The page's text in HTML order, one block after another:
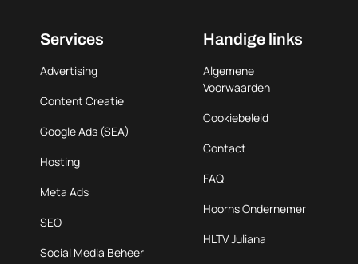
Services
Advertising
Content Creatie
Google Ads (SEA)
Hosting
Meta Ads
SEO
Social Media Beheer
Handige links
Algemene
Voorwaarden
Cookiebeleid
Contact
FAQ
Hoorns Ondernemer
HLTV Juliana